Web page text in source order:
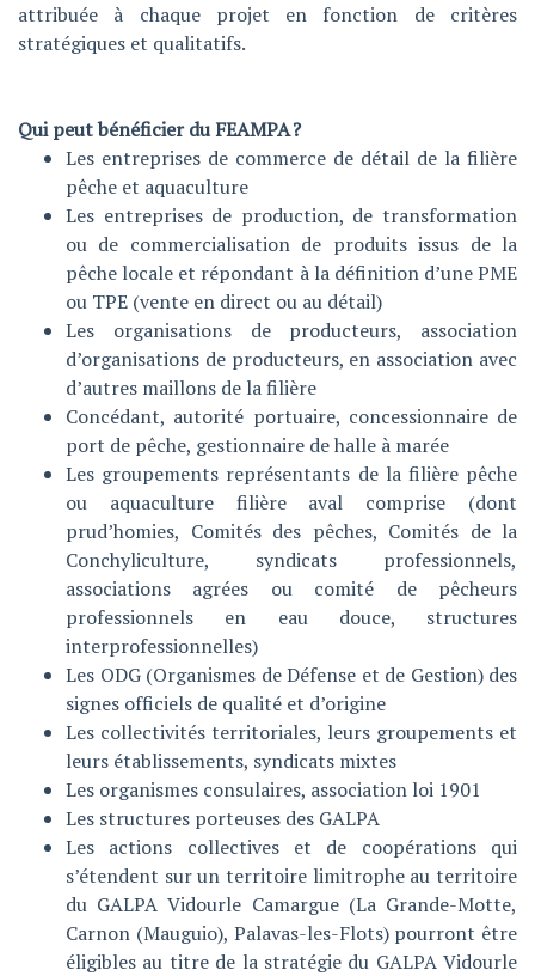
attribuée à chaque projet en fonction de critères
stratégiques et qualitatifs.
Qui peut bénéficier du FEAMPA ?
Les entreprises de commerce de détail de la filière
pêche et aquaculture
Les entreprises de production, de transformation
ou de commercialisation de produits issus de la
pêche locale et répondant à la définition d’une PME
ou TPE (vente en direct ou au détail)
Les organisations de producteurs, association
d’organisations de producteurs, en association avec
d’autres maillons de la filière
Concédant, autorité portuaire, concessionnaire de
port de pêche, gestionnaire de halle à marée
Les groupements représentants de la filière pêche
ou aquaculture filière aval comprise (dont
prud’homies, Comités des pêches, Comités de la
Conchyliculture, syndicats professionnels,
associations agrées ou comité de pêcheurs
professionnels en eau douce, structures
interprofessionnelles)
Les ODG (Organismes de Défense et de Gestion) des
signes officiels de qualité et d’origine
Les collectivités territoriales, leurs groupements et
leurs établissements, syndicats mixtes
Les organismes consulaires, association loi 1901
Les structures porteuses des GALPA
Les actions collectives et de coopérations qui
s’étendent sur un territoire limitrophe au territoire
du GALPA Vidourle Camargue (La Grande-Motte,
Carnon (Mauguio), Palavas-les-Flots) pourront être
éligibles au titre de la stratégie du GALPA Vidourle